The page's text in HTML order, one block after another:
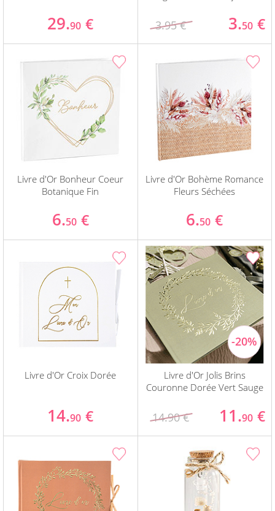
29.90 € 3.95 € 3.50 €
Livre d'Or Bonheur Coeur
Botanique Fin
6.50 €
Livre d'Or Bohème Romance
Fleurs Séchées
6.50 €
Livre d'Or Croix Dorée
14.90 €
Livre d'Or Jolis Brins
Couronne Dorée Vert Sauge
14.90 € 11.90 €